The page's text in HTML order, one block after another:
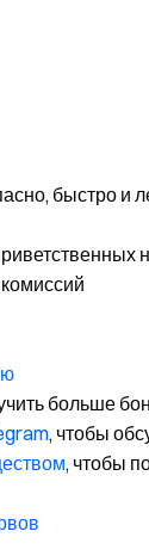
быстро и
больше
, чтобы
, чтобы